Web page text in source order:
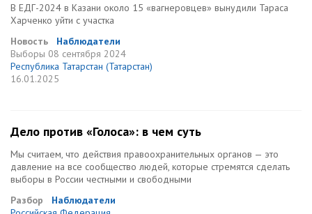
В ЕДГ-2024 в Казани около 15 «вагнеровцев» вынудили Тараса
Харченко уйти с участка
Новость
Наблюдатели
Выборы 08 сентября 2024
Республика Татарстан (Татарстан)
16.01.2025
Дело против «Голоса»: в чем суть
Мы считаем, что действия правоохранительных органов — это
давление на все сообщество людей, которые стремятся сделать
выборы в России честными и свободными
Разбор
Наблюдатели